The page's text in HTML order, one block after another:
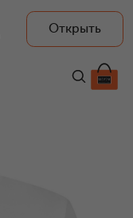
Открыть
8 365 ₽